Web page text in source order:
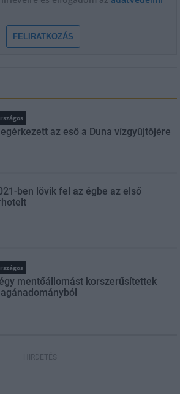
FELIRATKOZÁS
az eső a Duna vízgyűjtőjére
ben lövik fel az égbe az első
mentőállomást korszerűsítettek
HIRDETÉS